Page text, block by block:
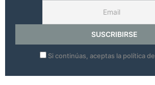
Si continúas, aceptas la política